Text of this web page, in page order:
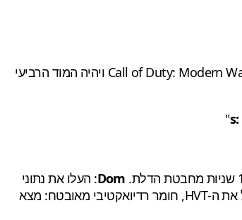
ההדלפה כוללת גם מידע ועיצוב אמנותי של המפתחת עבור מצב ה-DMZ דמוי Tarkov, ששמועות ארוכות טוענות שיגיע לאחר ההשקה ל-Call of Duty: Modern Warfare 2 ויהיה המוד הרביעי
Dom: העלו את נתוני
: להעביר את המטען ל-HLZ, חיסול: לחסל את ה-HVT, חומר רדיואקטיבי מאובטח: מצא